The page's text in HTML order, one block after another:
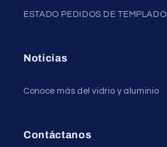
ESTADO PEDIDOS DE TEMPLADO
Noticias
Conoce más del vidrio y aluminio
Contáctanos